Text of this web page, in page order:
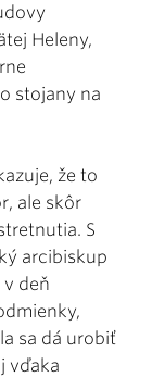
Heleny,
stojany na
že to
ale skôr
S
arcibiskup
deň
sa dá urobiť
vďaka